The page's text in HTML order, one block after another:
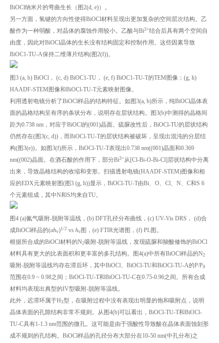
BiOCl纳米片的弯曲生长（图2(d, e)）。
另一方面，氢键的方向性使得BiOCl材料呈现出更加复杂的空间层次结构。乙
酸作为一种弱酸，对晶体的腐蚀作用较小。乙酸与Bi3+结合后具有两个空间自
由度，因此对BiOCl晶体的生长没有结构固定和控制作用。这些因素导致
BiOC1-TU-A保持二维薄片结构(图2(f))。
图3 (a, b) BiOCl， (c, d) BiOC1-TU， (e, f) BiOC1-TU-T的TEM图像；(g, h)
HAADF-STEM图像和BiOCl-TU-T元素映射图像。
利用透射电镜分析了BiOCl样品的结构特征。如图3(a, b)所示，纯BiOCl晶体表
面的晶格结构呈有序的条状分布，说明存在层状结构。图3(b)中测得的晶格间
距为0.738 nm，对应于BiOCl的(001)晶面。硫脲改性后，BiOCl-TU的层状结构
仍然存在(图3(c, d))，而BiOCl-TU-T的层状结构被破坏，呈现出混沌的分层结
构(图3(e))。如图3(f)所示，BiOCl-TU-T表现出0.738 nm((001)晶面和0.369
nm((002)晶面。在酒石酸的作用下，部分Bi3+从[Cl-Bi-O-Bi-Cl]层状结构中分离
出来，导致晶格结构的收缩和变形。扫描透射电镜(HAADF-STEM)图像和相
应的EDX元素映射图(图3 (g, h))显示，BiOCl-TU-T由Bi、O、Cl、N、C和S 6
个元素组成，其中N和S均来自TU。
图4 (a)氮气吸附-脱附等温线，(b) DFT孔径分布曲线，(c) UV-Vis DRS， (d)合
成BiOCl样品的(αhv)1/2 vs hv 图，(e) FTIR光谱图，(f) PL图。
根据所合成的BiOCl材料的N2吸附-脱附等温线，发现硫脲和羧酸修饰的BiOCl
材料具有更大的比表面积和更丰富的多孔结构。图4(a)中所有BiOCl样品的N2
吸附-脱附等温线均存在滞后环，其中BiOCl、BiOCl-TU和BiOCl-TU-A的P/P0
范围在0.9 ~ 0.98之间；BiOCl-TU-T和BiOCl-TU-C在0.75-0.96之间。所有合成
材料均表现出典型的IV型吸附-脱附等温线。
此外，迟滞环属于H3型，在吸附过程中没有表现出明显的饱和吸附点，说明
晶体表面的孔隙结构非常不规则。从图4(b)可以看出，BiOCl-TU-T和BiOCl-
TU-C具有1-1.3 nm范围的微孔。这可能是由于强酸性导致酸在晶体表面蚀刻形
成不规则的孔结构。BiOCl样品的孔径分布大部分在10-50 nm(中孔分布)之